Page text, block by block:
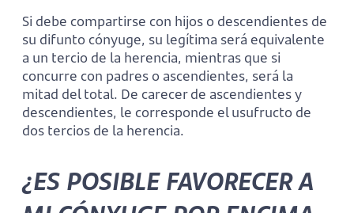
Si debe compartirse con hijos o descendientes de
su difunto cónyuge, su legítima será equivalente
a un tercio de la herencia, mientras que si
concurre con padres o ascendientes, será la
mitad del total. De carecer de ascendientes y
descendientes, le corresponde el usufructo de
dos tercios de la herencia.
¿ES POSIBLE FAVORECER A